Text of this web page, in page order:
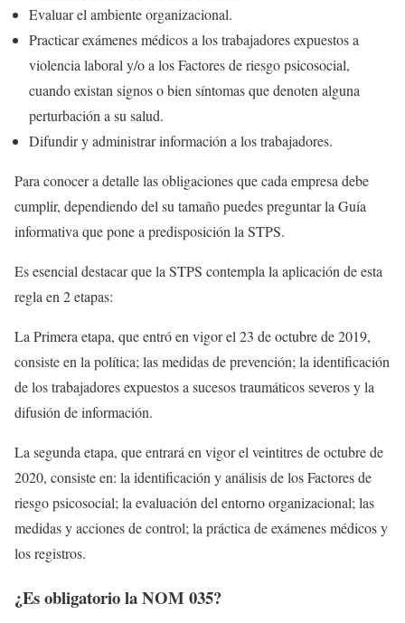
Evaluar el ambiente organizacional.
Practicar exámenes médicos a los trabajadores expuestos a
violencia laboral y/o a los Factores de riesgo psicosocial,
cuando existan signos o bien síntomas que denoten alguna
perturbación a su salud.
Difundir y administrar información a los trabajadores.
Para conocer a detalle las obligaciones que cada empresa debe
cumplir, dependiendo del su tamaño puedes preguntar la Guía
informativa que pone a predisposición la STPS.
Es esencial destacar que la STPS contempla la aplicación de esta
regla en 2 etapas:
La Primera etapa, que entró en vigor el 23 de octubre de 2019,
consiste en la política; las medidas de prevención; la identificación
de los trabajadores expuestos a sucesos traumáticos severos y la
difusión de información.
La segunda etapa, que entrará en vigor el veintitres de octubre de
2020, consiste en: la identificación y análisis de los Factores de
riesgo psicosocial; la evaluación del entorno organizacional; las
medidas y acciones de control; la práctica de exámenes médicos y
los registros.
¿Es obligatorio la NOM 035?